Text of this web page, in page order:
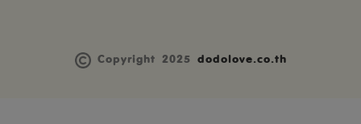
Copyright 2025 dodolove.co.th